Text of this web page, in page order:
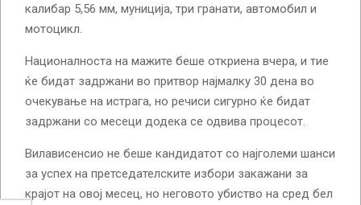
калибар 5,56 мм, муниција, три гранати, автомобил и
мотоцикл.
Националноста на мажите беше откриена вчера, и тие
ќе бидат задржани во притвор најмалку 30 дена во
очекување на истрага, но речиси сигурно ќе бидат
задржани со месеци додека се одвива процесот.
Вилависенсио не беше кандидатот со најголеми шанси
за успех на претседателските избори закажани за
крајот на овој месец, но неговото убиство на сред бел